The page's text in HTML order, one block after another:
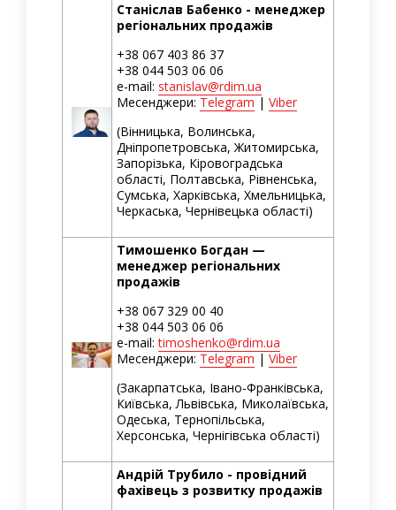
Станіслав Бабенко - менеджер
регіональних продажів
+38 067 403 86 37
+38 044 503 06 06
e-mail: stanislav@rdim.ua
Месенджери: Telegram | Viber
(Вінницька, Волинська,
Дніпропетровська, Житомирська,
Запорізька, Кіровоградська
області, Полтавська, Рівненська,
Сумська, Харківська, Хмельницька,
Черкаська, Чернівецька області)
Тимошенко Богдан —
менеджер регіональних
продажів
+38 067 329 00 40
+38 044 503 06 06
e-mail:timoshenko@rdim.ua
Месенджери: Telegram | Viber
(Закарпатська, Івано-Франківська,
Київська, Львівська, Миколаївська,
Одеська, Тернопільська,
Херсонська, Чернігівська області)
Андрій Трубило - провідний
фахівець з розвитку продажів